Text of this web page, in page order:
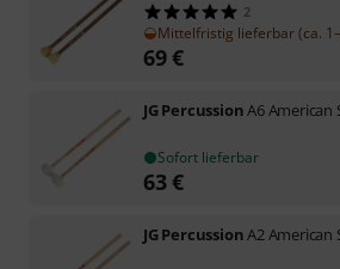
2
Mittelfristig lieferbar (ca.
69€
JG PercussionA6 American
Sofort lieferbar
63€
JG PercussionA2 American